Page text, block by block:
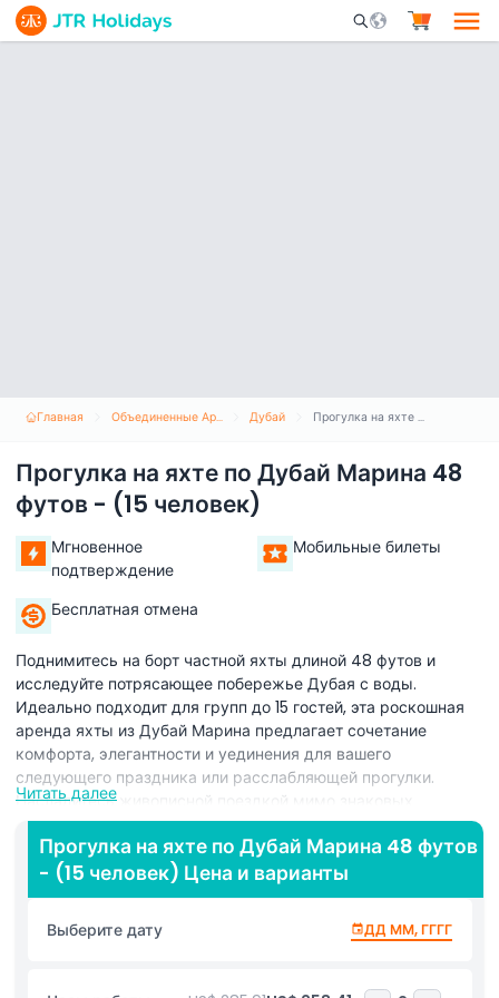
Mobile Search
Главная Объединенные Арабские Эмираты Дубай Прогулка на яхте по Дубай Марина 48 футов - (15 человек)
Прогулка на яхте по Дубай Марина 48
футов - (15 человек)
Мгновенное
подтверждение
Мобильные билеты
Бесплатная отмена
Поднимитесь на борт частной яхты длиной 48 футов и
исследуйте потрясающее побережье Дубая с воды.
Идеально подходит для групп до 15 гостей, эта роскошная
аренда яхты из Дубай Марина предлагает сочетание
комфорта, элегантности и уединения для вашего
следующего праздника или расслабляющей прогулки.
Насладитесь живописной поездкой мимо знаковых
достопримечательностей Дубая, таких как Айн Дубай,
линия горизонта Джумейра Бич Резиденс, Пальма
Джумейра, Атлантис на Пальме и всемирно известный
Бурдж Аль Араб. Яхта оснащена просторной солнечной
палубой, кондиционированным салоном и множеством
мест для отдыха, загара или фотосъёмки памятных
вашу безопасность и плавность путешествия. В пакет
Читать далее
Прогулка на яхте по Дубай Марина 48 футов
- (15 человек) Цена и варианты
Выберите дату ДД ММ, ГГГГ